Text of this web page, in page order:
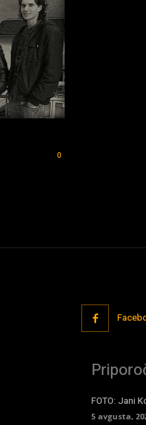
0
FOTO: Jani
5 avgusta,